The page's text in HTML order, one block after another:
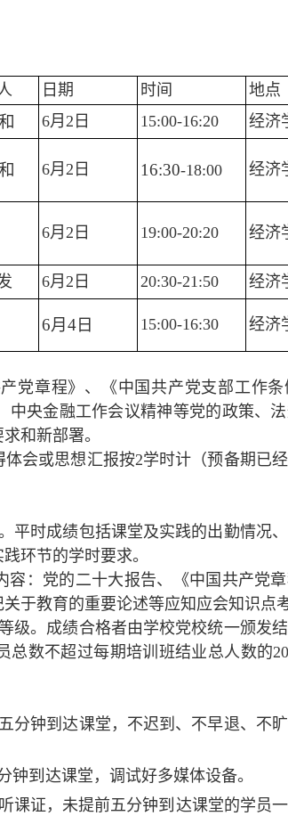
日期 时间
地点
6月2日 15:00-16:20 经济
6月2日 16:30-18:00 经济
6月2日 19:00-20:20 经济
6月2日 20:30-21:50
经济
6月4日 15:00-16:30 经济
党章程》、《中国共产党支部工作条
中央金融工作会议精神等党的政策、
和新部署。
会或思想汇报按2学时计（预备期已
平时成绩包括课堂及实践的出勤情况
环节的学时要求。
容：党的二十大报告、《中国共产党
于教育的重要论述等应知应会知识点考
级。成绩合格者由学校党校统一颁发
数不超过每期培训班结业总人数的
分钟到达课堂，不迟到、不早退、不旷
钟到 达课堂，调试好多媒体设备。
课证，未提前五分钟到 达课堂的学员